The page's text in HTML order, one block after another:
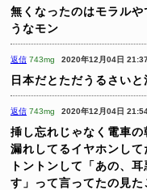
無くなったのはモラルや
うなモン
返信 743mg 2020年12月04日
日本だとただうるさい
返信 743mg 2020年12月04日
挿し忘れじゃなく電車
漏れしてるイヤホンし
トントンして「あの、
す」って言ってたの見た